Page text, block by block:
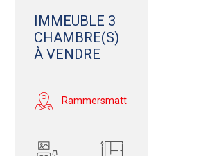
IMMEUBLE 3
CHAMBRE(S)
À VENDRE
Rammersmatt